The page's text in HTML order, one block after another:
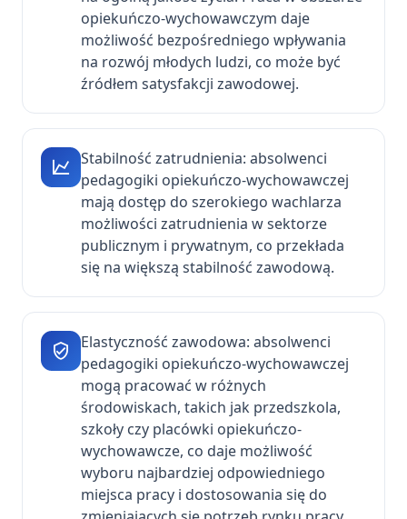
opiekuńczo-wychowawczym daje
możliwość bezpośredniego wpływania
na rozwój młodych ludzi, co może być
źródłem satysfakcji zawodowej.
Stabilność zatrudnienia: absolwenci
pedagogiki opiekuńczo-wychowawczej
mają dostęp do szerokiego wachlarza
możliwości zatrudnienia w sektorze
publicznym i prywatnym, co przekłada
się na większą stabilność zawodową.
Elastyczność zawodowa: absolwenci
pedagogiki opiekuńczo-wychowawczej
mogą pracować w różnych
środowiskach, takich jak przedszkola,
szkoły czy placówki opiekuńczo-
wychowawcze, co daje możliwość
wyboru najbardziej odpowiedniego
miejsca pracy i dostosowania się do